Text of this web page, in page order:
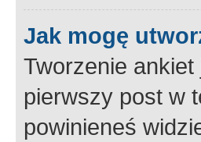
Jak mogę
Tworzenie
pierwszy post w
powinieneś